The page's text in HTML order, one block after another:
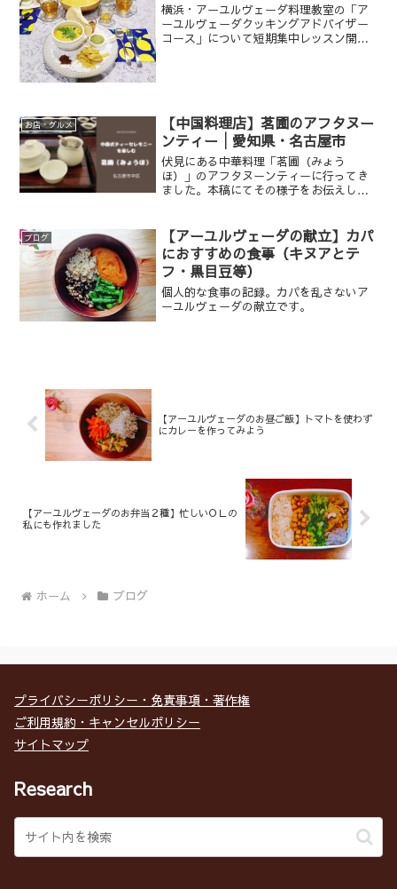
横浜・アーユルヴェーダ料理教室の「ア
ーユルヴェーダクッキングアドバイザー
コース」について短期集中レッスン開催
お店・グルメ
【中国料理店】茗圃のアフタヌー
ンティー│愛知県・名古屋市
伏見にある中華料理「茗圃（みょう
ほ）」のアフタヌーンティーに行ってき
ました。本稿にてその様子をお伝えしま
ブログ
【アーユルヴェーダの献立】カパ
におすすめの食事（キヌアとテ
フ・黒目豆等）
個人的な食事の記録。カパを乱さないア
ーユルヴェーダの献立です。
【アーユルヴェーダのお昼ご飯】トマトを使わず
にカレーを作ってみよう
【アーユルヴェーダのお弁当２種】忙しいＯＬの
私にも作れました
ホーム ブログ
プライバシーポリシー・免責事項・著作権
ご利用規約・キャンセルポリシー
サイトマップ
Research